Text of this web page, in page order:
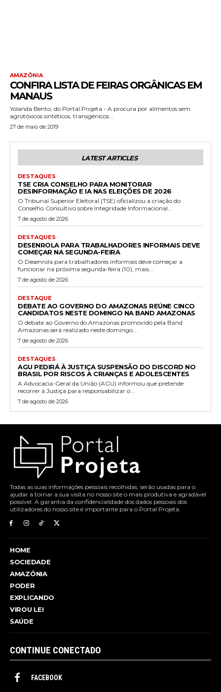
AMAZÔNIA
CONFIRA LISTA DE FEIRAS ORGÂNICAS EM
MANAUS
Yolanda Bento, do Portal Projeta - A procura por alimentos sem
agrotóxicos sintéticos, transgênicos...
27 de maio de 2019
LATEST ARTICLES
DESTAQUES
TSE CRIA CONSELHO PARA MONITORAR
DESINFORMAÇÃO E IA NAS ELEIÇÕES DE 2026
O Tribunal Superior Eleitoral (TSE) oficializou a criação do
Conselho Consultivo sobre Integridade Informacional...
7 de agosto de 2026
DESTAQUES
DESENROLA PARA TRABALHADORES INFORMAIS DEVE
COMEÇAR NA SEGUNDA-FEIRA
O Desenrola para trabalhadores informais deve começar a
funcionar na próxima segunda-feira (10), mais...
7 de agosto de 2026
DESTAQUE
DEBATE AO GOVERNO DO AMAZONAS REÚNE CINCO
CANDIDATOS NESTE DOMINGO NA BAND AMAZONAS
O debate ao Governo do Amazonas promovido pela Band
Amazonas será realizado neste domingo...
7 de agosto de 2026
DESTAQUES
AGU PEDIRÁ À JUSTIÇA SUSPENSÃO DO DISCORD NO
BRASIL POR RISCOS A CRIANÇAS E ADOLESCENTES
A Advocacia-Geral da União (AGU) informou que pretende
recorrer à Justiça para responsabilizar o...
7 de agosto de 2026
Todas as suas informações pessoais recolhidas, serão usadas para o
ajudar a tornar a sua visita no nosso site o mais produtiva e agradável
possível. A garantia da confidencialidade dos dados pessoais dos
utilizadores do nosso site é importante para o Portal Projeta.
HOME
SOCIEDADE
AMAZÔNIA
PODER
EXPLICANDO
VIROU LEI
SAÚDE
CONTINUE CONECTADO
FACEBOOK